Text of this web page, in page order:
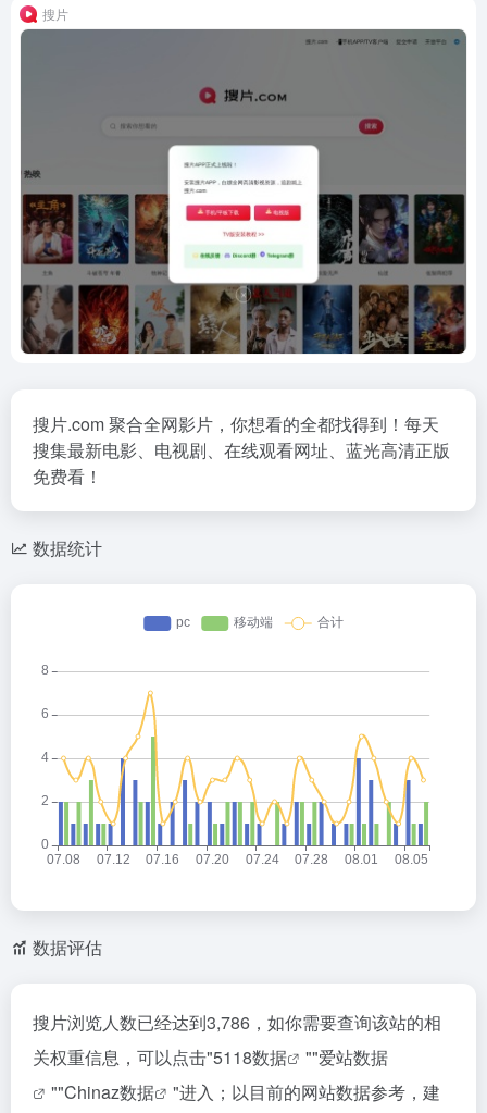
搜片
搜片.com 聚合全网影片，你想看的全都找得到！每天
搜集最新电影、电视剧、在线观看网址、蓝光高清正版
免费看！
数据统计
数据评估
搜片浏览人数已经达到3,786，如你需要查询该站的相
关权重信息，可以点击"5118数据 ""爱站数据
""Chinaz数据
"进入；以目前的网站数据参考，建